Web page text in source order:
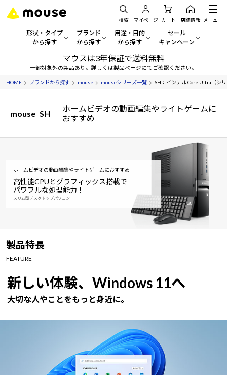
検索 マイページ カート 店舗情報 メニュー
形状・タイプ
から探す
形状・タイプから探す をすべてみる
デスクトップPC
ノートPC
ワークステーション
ブランド
から探す
mouse
G TUNE
NEXTGEAR
iiyama
Copilot+ PC
用途・目的
から探す
一般向けパソコン
ゲーミングPC・ゲーム向けパソコン
クリエイティブ向け
学習向けパソコン
スペック/パーツ別
AIおすすめパソコン
セール
キャンペーン
セール・キャンペー
期間限定セール
おすすめ目玉パソコン
今イチオシのパソコンをピ
Windows 11 | Copilot+ PC
マウスは3年保証で送料無料
一部対象外の製品あり。詳しくは製品ページにてご確認ください。
HOME ブランドから探す mouse mouseシリーズ一覧 SH：インテル Core Ultra（シ
mouse SH
ホームビデオの動画編集やライトゲームに
おすすめ
ホームビデオの動画編集やライトゲームにおすすめ
高性能CPUとグラフィックス搭載で
パワフルな処理能力！
スリム型デスクトップパソコン
製品特長
FEATURE
新しい体験、Windows 11へ
大切な人やことをもっと身近に。